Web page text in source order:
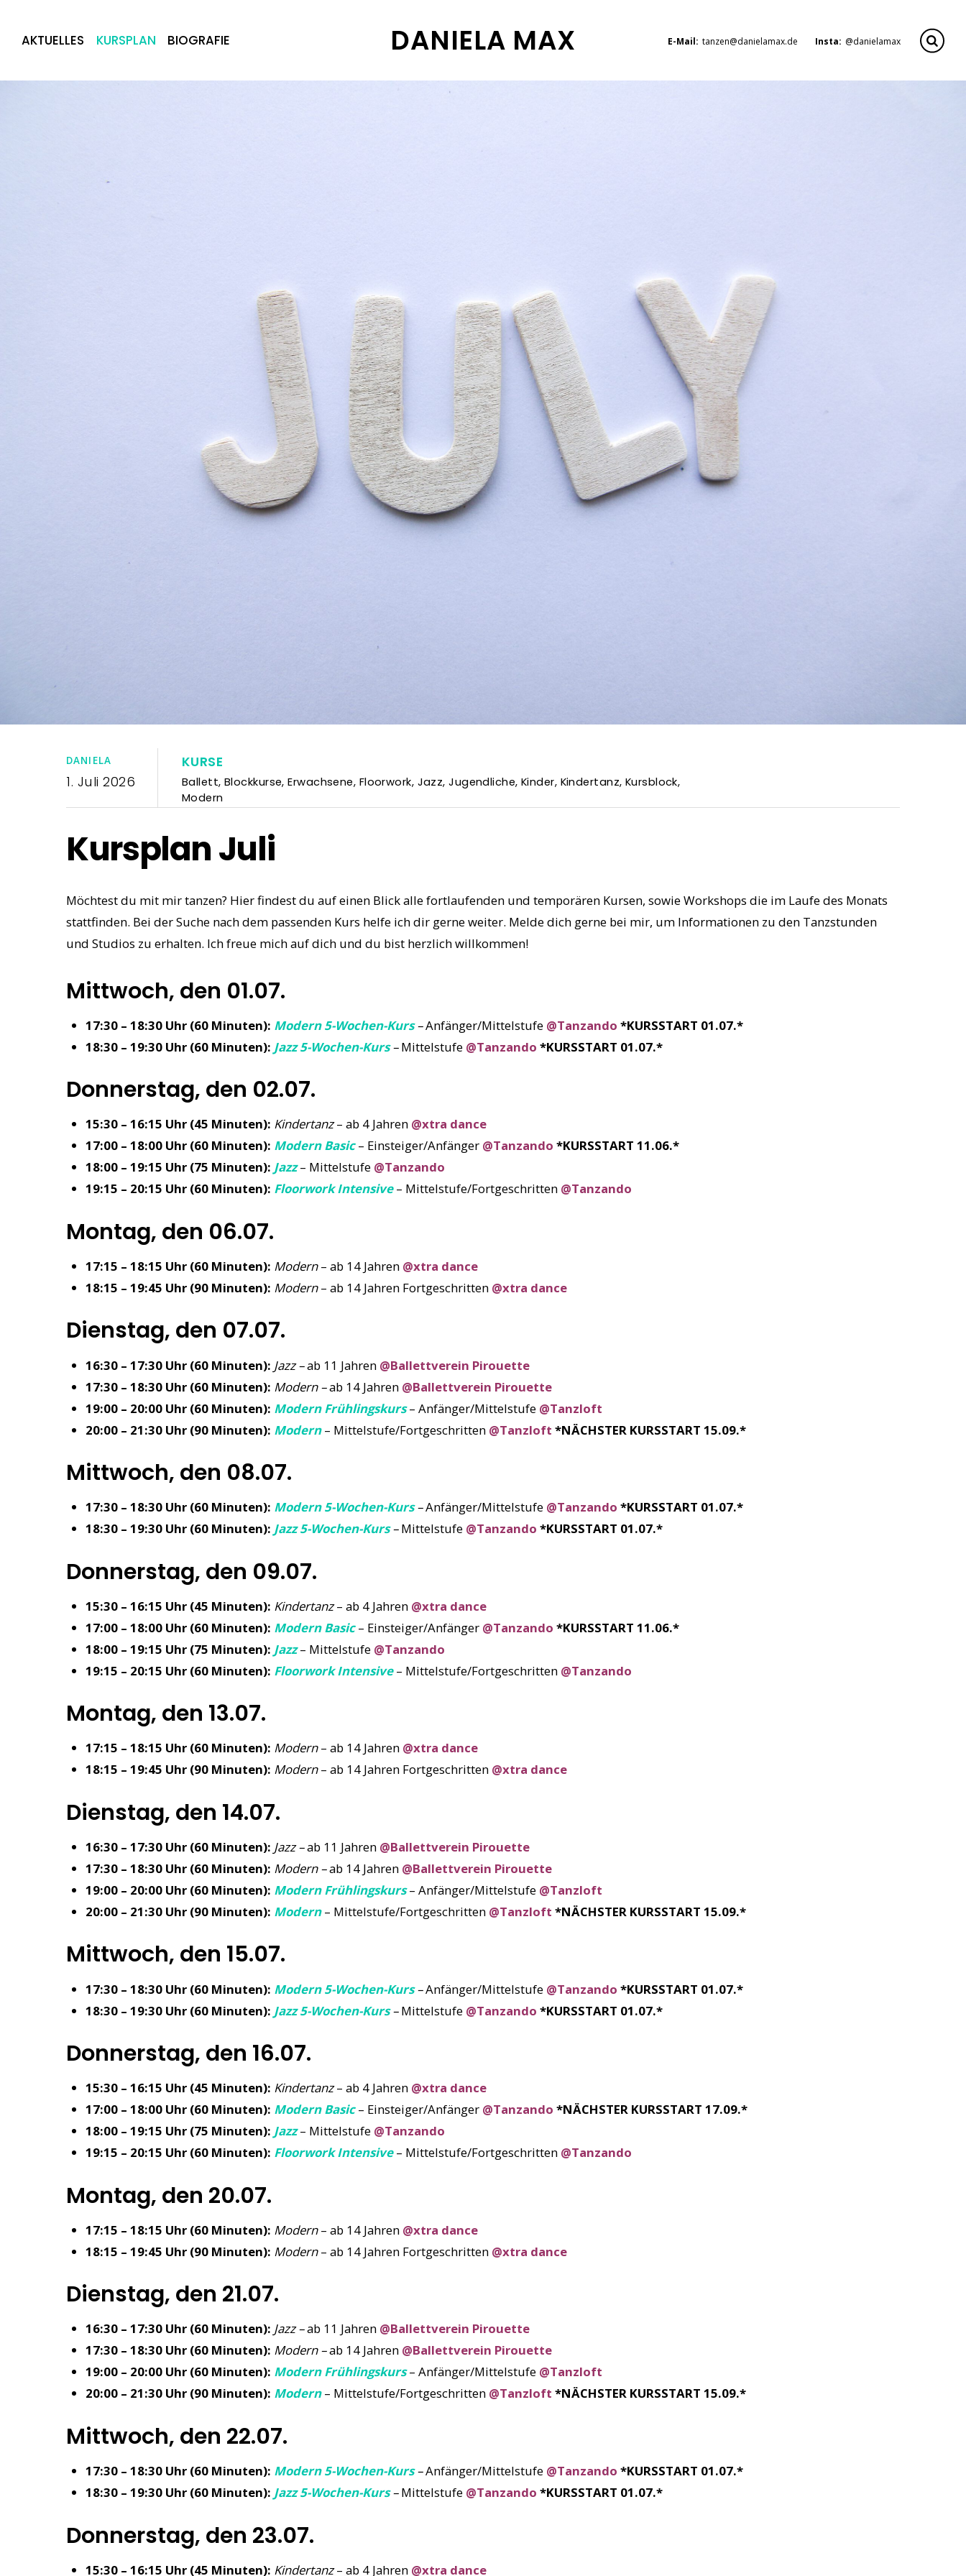
DANIELA MAX E-Mail: tanzen@danielamax.de Insta: @danielamax
AKTUELLES KURSPLAN BIOGRAFIE
DANIELA
1. Juli 2026
KURSE
Ballett,Blockkurse,Erwachsene, Floorwork, Jazz,Jugendliche,Kinder, Kindertanz, Kursblock,
Modern
Kursplan Juli
Möchtest du mit mir tanzen? Hier findest du auf einen Blick alle fortlaufenden und temporären Kursen, sowie Workshops die im Laufe des Monats
stattfinden. Bei der Suche nach dem passenden Kurs helfe ich dir gerne weiter. Melde dich gerne bei mir, um Informationen zu den Tanzstunden
und Studios zu erhalten. Ich freue mich auf dich und du bist herzlich willkommen!
Mittwoch, den 01.07.
17:30 – 18:30 Uhr (60 Minuten): Modern 5-Wochen-Kurs –Anfänger/Mittelstufe @Tanzando *KURSSTART 01.07.*
18:30 – 19:30 Uhr (60 Minuten): Jazz 5-Wochen-Kurs–Mittelstufe @Tanzando *KURSSTART 01.07.*
Donnerstag, den 02.07.
15:30 – 16:15 Uhr (45 Minuten): Kindertanz– ab 4 Jahren @xtra dance
17:00 – 18:00 Uhr (60 Minuten): Modern Basic– Einsteiger/Anfänger @Tanzando *KURSSTART 11.06.*
18:00 – 19:15 Uhr (75 Minuten): Jazz– Mittelstufe @Tanzando
19:15 – 20:15 Uhr (60 Minuten): Floorwork Intensive– Mittelstufe/Fortgeschritten @Tanzando
Montag, den 06.07.
17:15 – 18:15 Uhr (60 Minuten): Modern– ab 14 Jahren @xtra dance
18:15 – 19:45 Uhr (90 Minuten): Modern– ab 14 Jahren Fortgeschritten @xtra dance
Dienstag, den 07.07.
16:30 – 17:30 Uhr (60 Minuten): Jazz –ab 11 Jahren @Ballettverein Pirouette
17:30 – 18:30 Uhr (60 Minuten): Modern –ab 14 Jahren @Ballettverein Pirouette
19:00 – 20:00 Uhr (60 Minuten): Modern Frühlingskurs– Anfänger/Mittelstufe @Tanzloft
20:00 – 21:30 Uhr (90 Minuten): Modern– Mittelstufe/Fortgeschritten @Tanzloft *NÄCHSTER KURSSTART 15.09.*
Mittwoch, den 08.07.
17:30 – 18:30 Uhr (60 Minuten): Modern 5-Wochen-Kurs –Anfänger/Mittelstufe @Tanzando *KURSSTART 01.07.*
18:30 – 19:30 Uhr (60 Minuten): Jazz 5-Wochen-Kurs–Mittelstufe @Tanzando *KURSSTART 01.07.*
Donnerstag, den 09.07.
15:30 – 16:15 Uhr (45 Minuten): Kindertanz– ab 4 Jahren @xtra dance
17:00 – 18:00 Uhr (60 Minuten): Modern Basic– Einsteiger/Anfänger @Tanzando *KURSSTART 11.06.*
18:00 – 19:15 Uhr (75 Minuten): Jazz– Mittelstufe @Tanzando
19:15 – 20:15 Uhr (60 Minuten): Floorwork Intensive– Mittelstufe/Fortgeschritten @Tanzando
Montag, den 13.07.
17:15 – 18:15 Uhr (60 Minuten): Modern– ab 14 Jahren @xtra dance
18:15 – 19:45 Uhr (90 Minuten): Modern– ab 14 Jahren Fortgeschritten @xtra dance
Dienstag, den 14.07.
16:30 – 17:30 Uhr (60 Minuten): Jazz –ab 11 Jahren @Ballettverein Pirouette
17:30 – 18:30 Uhr (60 Minuten): Modern –ab 14 Jahren @Ballettverein Pirouette
19:00 – 20:00 Uhr (60 Minuten): Modern Frühlingskurs– Anfänger/Mittelstufe @Tanzloft
20:00 – 21:30 Uhr (90 Minuten): Modern– Mittelstufe/Fortgeschritten @Tanzloft *NÄCHSTER KURSSTART 15.09.*
Mittwoch, den 15.07.
17:30 – 18:30 Uhr (60 Minuten): Modern 5-Wochen-Kurs –Anfänger/Mittelstufe @Tanzando *KURSSTART 01.07.*
18:30 – 19:30 Uhr (60 Minuten): Jazz 5-Wochen-Kurs–Mittelstufe @Tanzando *KURSSTART 01.07.*
Donnerstag, den 16.07.
15:30 – 16:15 Uhr (45 Minuten): Kindertanz– ab 4 Jahren @xtra dance
17:00 – 18:00 Uhr (60 Minuten): Modern Basic– Einsteiger/Anfänger @Tanzando *NÄCHSTER KURSSTART 17.09.*
18:00 – 19:15 Uhr (75 Minuten): Jazz– Mittelstufe @Tanzando
19:15 – 20:15 Uhr (60 Minuten): Floorwork Intensive– Mittelstufe/Fortgeschritten @Tanzando
Montag, den 20.07.
17:15 – 18:15 Uhr (60 Minuten): Modern– ab 14 Jahren @xtra dance
18:15 – 19:45 Uhr (90 Minuten): Modern– ab 14 Jahren Fortgeschritten @xtra dance
Dienstag, den 21.07.
16:30 – 17:30 Uhr (60 Minuten): Jazz –ab 11 Jahren @Ballettverein Pirouette
17:30 – 18:30 Uhr (60 Minuten): Modern –ab 14 Jahren @Ballettverein Pirouette
19:00 – 20:00 Uhr (60 Minuten): Modern Frühlingskurs– Anfänger/Mittelstufe @Tanzloft
20:00 – 21:30 Uhr (90 Minuten): Modern– Mittelstufe/Fortgeschritten @Tanzloft *NÄCHSTER KURSSTART 15.09.*
Mittwoch, den 22.07.
17:30 – 18:30 Uhr (60 Minuten): Modern 5-Wochen-Kurs –Anfänger/Mittelstufe @Tanzando *KURSSTART 01.07.*
18:30 – 19:30 Uhr (60 Minuten): Jazz 5-Wochen-Kurs–Mittelstufe @Tanzando *KURSSTART 01.07.*
Donnerstag, den 23.07.
15:30 – 16:15 Uhr (45 Minuten): Kindertanz– ab 4 Jahren @xtra dance